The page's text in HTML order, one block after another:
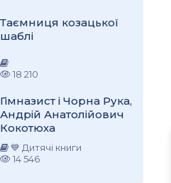
Таємниця козацької
шаблі
18 210
Гімназист і Чорна Рука,
Андрій Анатолійович
Кокотюха
💙 Дитячі книги
14 546